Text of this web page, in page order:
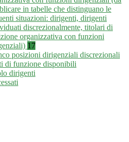
in tabelle che distinguano le
situazioni: dirigenti, dirigenti
discrezionalmente, titolari di
organizzativa con funzioni
17
posizioni dirigenziali discrezionali
di funzione disponibili
dirigenti